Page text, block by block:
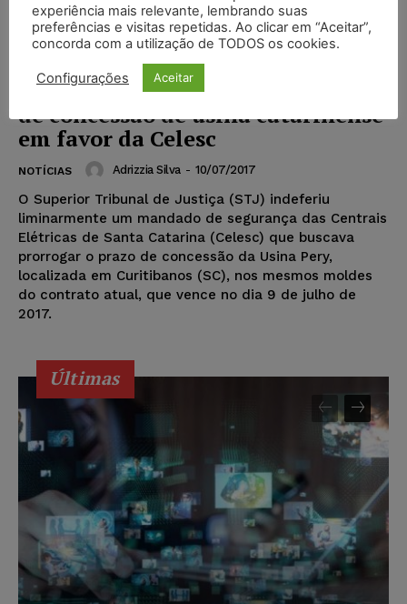
Indeferido pedido de prorrogação
de concessão de usina catarinense
em favor da Celesc
NOTÍCIAS Adrizzia Silva - 10/07/2017
O Superior Tribunal de Justiça (STJ) indeferiu
liminarmente um mandado de segurança das Centrais
Elétricas de Santa Catarina (Celesc) que buscava
prorrogar o prazo de concessão da Usina Pery,
localizada em Curitibanos (SC), nos mesmos moldes
do contrato atual, que vence no dia 9 de julho de
2017.
Últimas
experiência mais relevante, lembrando suas
preferências e visitas repetidas. Ao clicar em “Aceitar”,
concorda com a utilização de TODOS os cookies.
Configurações Aceitar